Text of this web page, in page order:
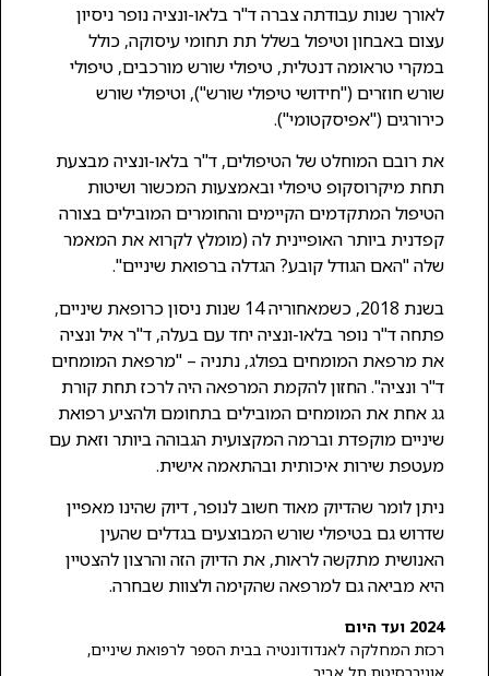
לאורך שנות עבודתה צברה ד"ר בלאו-ונציה נופר ניסיון
עצום באבחון וטיפול בשלל תת תחומי עיסוקה, כולל
במקרי טראומה דנטלית, טיפולי שורש מורכבים, טיפולי
שורש חוזרים ("חידושי טיפולי שורש"), וטיפולי שורש
כירורגים ("אפיסקטומי").
את רובם המוחלט של הטיפולים, ד"ר בלאו-ונציה מבצעת
תחת מיקרוסקופ טיפולי ובאמצעות המכשור ושיטות
הטיפול המתקדמים הקיימים והחומרים המובילים בצורה
קפדנית ביותר האופיינית לה (מומלץ לקרוא את המאמר
שלה "האם הגודל קובע? הגדלה ברפואת שיניים".
בשנת 2018, כשמאחוריה 14 שנות ניסון כרופאת שיניים,
פתחה ד"ר נופר בלאו-ונציה יחד עם בעלה, ד"ר איל ונציה
את מרפאת המומחים בפולג, נתניה – "מרפאת המומחים
ד"ר ונציה". החזון להקמת המרפאה היה לרכז תחת קורת
גג אחת את המומחים המובילים בתחומם ולהציע רפואת
שיניים מוקפדת וברמה המקצועית הגבוהה ביותר וזאת עם
מעטפת שירות איכותית ובהתאמה אישית.
ניתן לומר שהדיוק מאוד חשוב לנופר, דיוק שהינו מאפיין
שדרוש גם בטיפולי שורש המבוצעים בגדלים שהעין
האנושית מתקשה לראות, את הדיוק הזה והרצון להצטיין
היא מביאה גם למרפאה שהקימה ולצוות שבחרה.
2024 ועד היום
רכזת המחלקה לאנדודונטיה בבית הספר לרפואת שיניים,
אוניברסיטת תל אביב